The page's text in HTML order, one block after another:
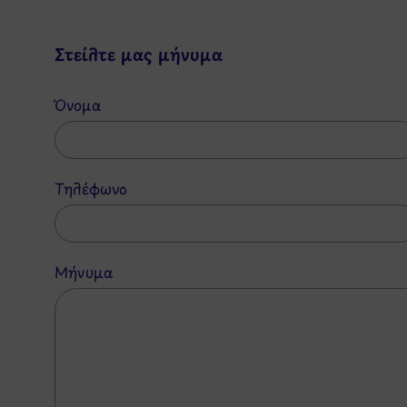
Στείλτε μας μήνυμα
Όνομα
Τηλέφωνο
Μήνυμα